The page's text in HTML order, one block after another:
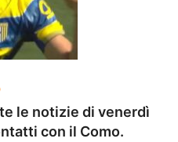
le notizie di venerdì
con il Como.